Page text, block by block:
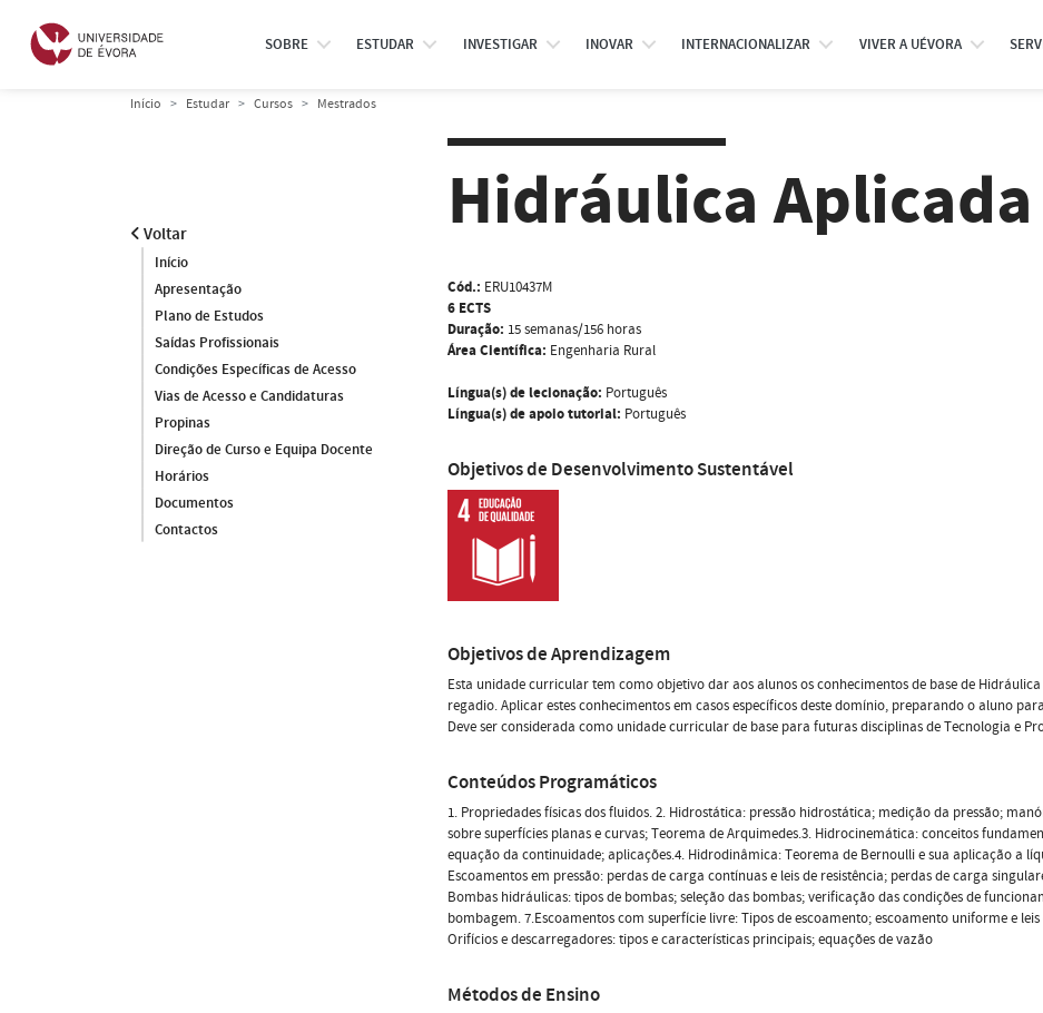
SOBRE ESTUDAR INVESTIGAR INOVAR INTERNACIONALIZAR VIVER A UÉVORA
Início Estudar Cursos Mestrados
Voltar
Início
Apresentação
Plano de Estudos
Saídas Profissionais
Condições Específicas de Acesso
Vias de Acesso e Candidaturas
Propinas
Direção de Curso e Equipa Docente
Horários
Documentos
Contactos
Hidráulica Aplicada
Cód.: ERU10437M
6 ECTS
Duração: 15 semanas/156 horas
Área Científica: Engenharia Rural
Língua(s) de lecionação: Português
Língua(s) de apoio tutorial: Português
Objetivos de Desenvolvimento Sustentável
Objetivos de Aprendizagem
Esta unidade curricular tem como objetivo dar aos alunos os conhecimentos de base de
regadio. Aplicar estes conhecimentos em casos específicos deste domínio, preparando o aluno
Deve ser considerada como unidade curricular de base para futuras disciplinas de Tecnologia e
Conteúdos Programáticos
1. Propriedades físicas dos fluidos. 2. Hidrostática: pressão hidrostática; medição da pressão;
sobre superfícies planas e curvas; Teorema de Arquimedes.3. Hidrocinemática: conceitos
equação da continuidade; aplicações.4. Hidrodinâmica: Teorema de Bernoulli e sua aplicação a
Escoamentos em pressão: perdas de carga contínuas e leis de resistência; perdas de carga
Bombas hidráulicas: tipos de bombas; seleção das bombas; verificação das condições de
bombagem. 7.Escoamentos com superfície livre: Tipos de escoamento; escoamento uniforme e
Orifícios e descarregadores: tipos e características principais; equações de vazão
Métodos de Ensino